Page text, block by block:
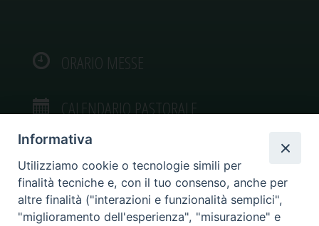
ORARIO MESSE
CALENDARIO PASTORALE
VIDEOGALLERY
Informativa
Utilizziamo cookie o tecnologie simili per
finalità tecniche e, con il tuo consenso, anche per
altre finalità ("interazioni e funzionalità semplici",
"miglioramento dell'esperienza", "misurazione" e